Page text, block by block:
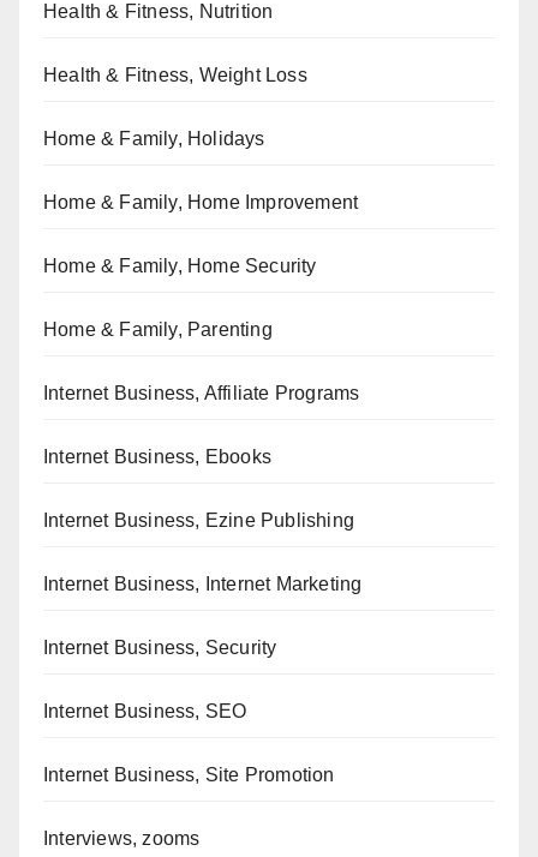
Health & Fitness, Nutrition
Health & Fitness, Weight Loss
Home & Family, Holidays
Home & Family, Home Improvement
Home & Family, Home Security
Home & Family, Parenting
Internet Business, Affiliate Programs
Internet Business, Ebooks
Internet Business, Ezine Publishing
Internet Business, Internet Marketing
Internet Business, Security
Internet Business, SEO
Internet Business, Site Promotion
Interviews, zooms